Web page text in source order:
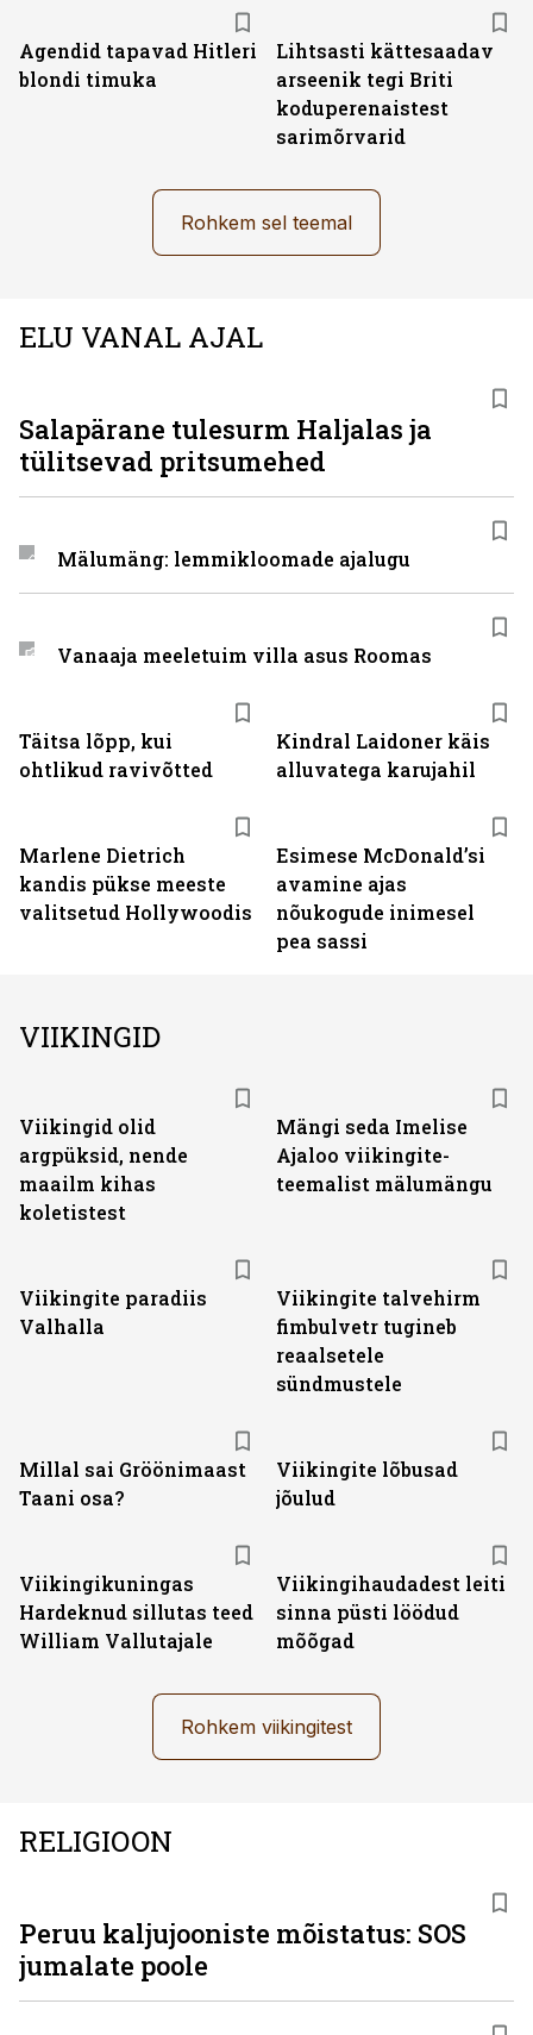
Agendid tapavad Hitleri
blondi timuka
Lihtsasti kättesaadav
arseenik tegi Briti
koduperenaistest
sarimõrvarid
Rohkem sel teemal
ELU VANAL AJAL
Täitsa lõpp, kui
ohtlikud ravivõtted
Kindral Laidoner käis
alluvatega karujahil
Marlene Dietrich
kandis pükse meeste
valitsetud Hollywoodis
Esimese McDonaldʼsi
avamine ajas
nõukogude inimesel
pea sassi
Salapärane tulesurm Haljalas ja
tülitsevad pritsumehed
Mälumäng: lemmikloomade ajalugu
Vanaaja meeletuim villa asus Roomas
VIIKINGID
Viikingid olid
argpüksid, nende
maailm kihas
koletistest
Mängi seda Imelise
Ajaloo viikingite-
teemalist mälumängu
Viikingite paradiis
Valhalla
Viikingite talvehirm
fimbulvetr tugineb
reaalsetele
sündmustele
Millal sai Gröönimaast
Taani osa?
Viikingite lõbusad
jõulud
Viikingikuningas
Hardeknud sillutas teed
William Vallutajale
Viikingihaudadest leiti
sinna püsti löödud
mõõgad
Rohkem viikingitest
RELIGIOON
Peruu kaljujooniste mõistatus: SOS
jumalate poole